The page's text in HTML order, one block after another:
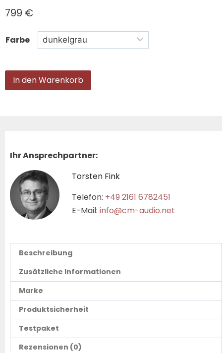
799 €
Farbe
In den Warenkorb
Ihr Ansprechpartner:
Torsten Fink
Telefon: +49 2161 6782451
E-Mail: info@cm-audio.net
Beschreibung
Zusätzliche Informationen
Marke
Produktsicherheit
Testpaket
Rezensionen (0)